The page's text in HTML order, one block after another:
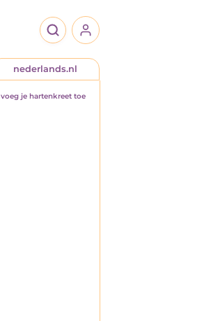
nederlands.nl
voeg je hartenkreet toe